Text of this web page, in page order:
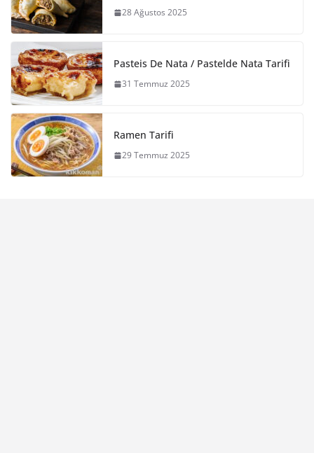
28 Ağustos 2025
Pasteis De Nata / Pastelde Nata Tarifi
31 Temmuz 2025
Ramen Tarifi
29 Temmuz 2025